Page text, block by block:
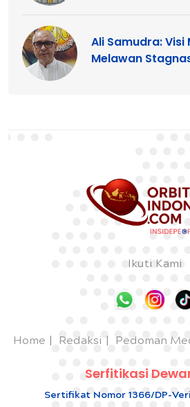
Ali Samudra:
Melawan
Ikuti Kami
Home Redaksi Pedoman
Serfitikasi
Sertifikat Nomor 1366/DP-